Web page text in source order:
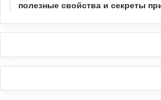
полезные свойства и секреты